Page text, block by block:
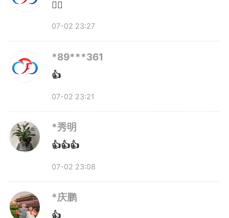
带领一支以党员为骨干的高水平团
短短三年多，团队攻克多项关键技
术，成功完成多代离子阱量子计算
推出了离子阱量子计算云平台和低
温芯片型离子阱系统。特别是承担
👍🏻
07-02 23:27
*89***361
👍
07-02 23:21
*秀明
👍👍👍
07-02 23:08
*庆鹏
👍